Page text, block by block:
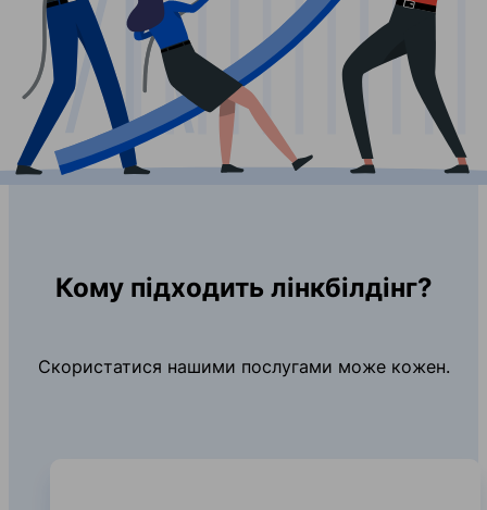
Кому підходить лінкбілдінг?
Скористатися нашими послугами може кожен.